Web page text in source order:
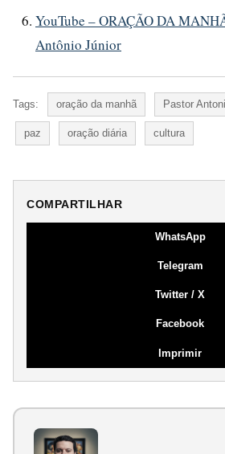
YouTube – ORAÇÃO DA
Antônio Júnior
Tags: oração da manhã Pastor
paz oração diária cultura
COMPARTILHAR
WhatsApp
Telegram
Twitter / X
Facebook
Imprimir